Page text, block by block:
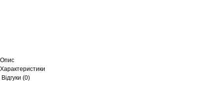
Опис
Характеристики
Відгуки (0)